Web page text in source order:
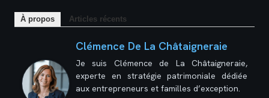
À propos Articles récents
Clémence De La Châtaigneraie
Je suis Clémence de La Châtaigneraie,
experte en stratégie patrimoniale dédiée
aux entrepreneurs et familles d’exception.